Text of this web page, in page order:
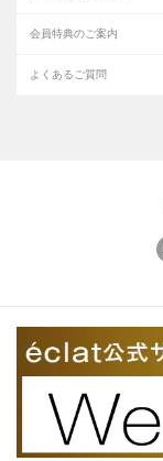
会員特典のご案内
よくあるご質問